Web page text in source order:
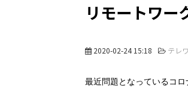
リモートワー
2020-02-24 15:18 テレ
最近問題となっているコ